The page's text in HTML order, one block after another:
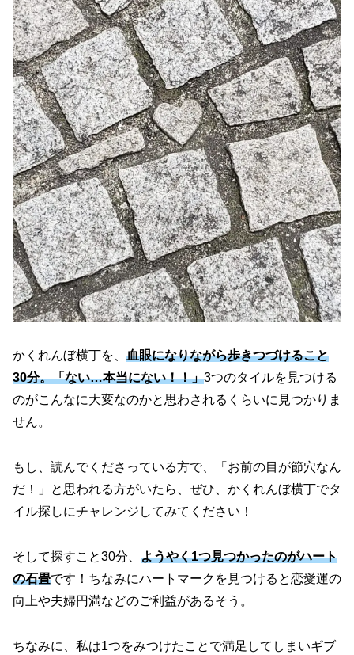
かくれんぼ横丁を、 血眼になりながら歩きつづけること
30分。「ない…本当にない！！」3つのタイルを見つける
のがこんなに大変なのかと思わされるくらいに見つかりま
せん。
もし、読んでくださっている方で、「お前の目が節穴なん
だ！」と思われる方がいたら、ぜひ、かくれんぼ横丁でタ
イル探しにチャレンジしてみてください！
そして探すこと30分、 ようやく1つ見つかったのがハート
の石畳です！ちなみにハートマークを見つけると恋愛運の
向上や夫婦円満などのご利益があるそう。
ちなみに、私は1つをみつけたことで満足してしまいギブ